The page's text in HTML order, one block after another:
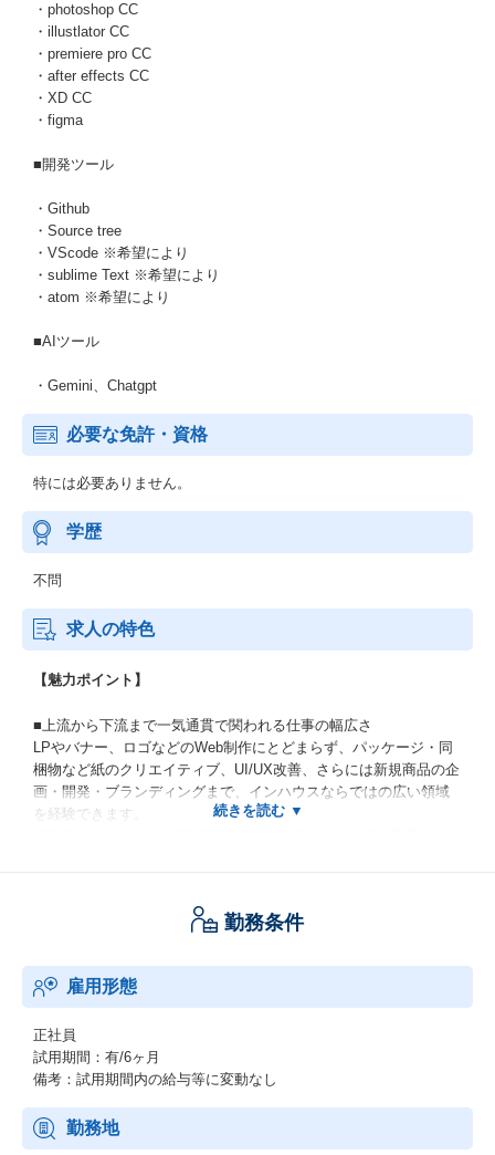
・photoshop CC
・illustlator CC
・premiere pro CC
・after effects CC
・XD CC
・figma
■開発ツール
・Github
・Source tree
・VScode ※希望により
・sublime Text ※希望により
・atom ※希望により
■AIツール
・Gemini、Chatgpt
必要な免許・資格
特には必要ありません。
学歴
不問
求人の特色
【魅力ポイント】
■上流から下流まで一気通貫で関われる仕事の幅広さ
LPやバナー、ロゴなどのWeb制作にとどまらず、パッケージ・同
梱物など紙のクリエイティブ、UI/UX改善、さらには新規商品の企
画・開発・ブランディングまで、インハウスならではの広い領域
を経験できます。
■マーケティング視点を磨ける「売れるデザイナー」への成長環境
改善、コンテンツ企画・検証にも踏み込めます。
LPの改善やA/Bテスト、UI/UXの改善提案などを通じて、クリエイ
ティブの効果を数字で捉え、再現性のある成果創出スキルを身に
つけられます。
■強固な事業基盤とスピード感の両立による成長機会
基盤のもとで、Eコマ領域（例：累計100万足越えの商材実績）や
FemTechといった成長領域に携われます。
勤務条件
雇用形態
正社員
試用期間：有/6ヶ月
備考：試用期間内の給与等に変動なし
勤務地